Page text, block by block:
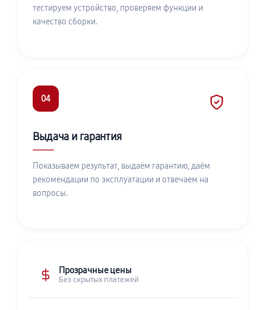
тестируем устройство, проверяем функции и
качество сборки.
04
Выдача и гарантия
Показываем результат, выдаём гарантию, даём
рекомендации по эксплуатации и отвечаем на
вопросы.
Прозрачные цены
Без скрытых платежей